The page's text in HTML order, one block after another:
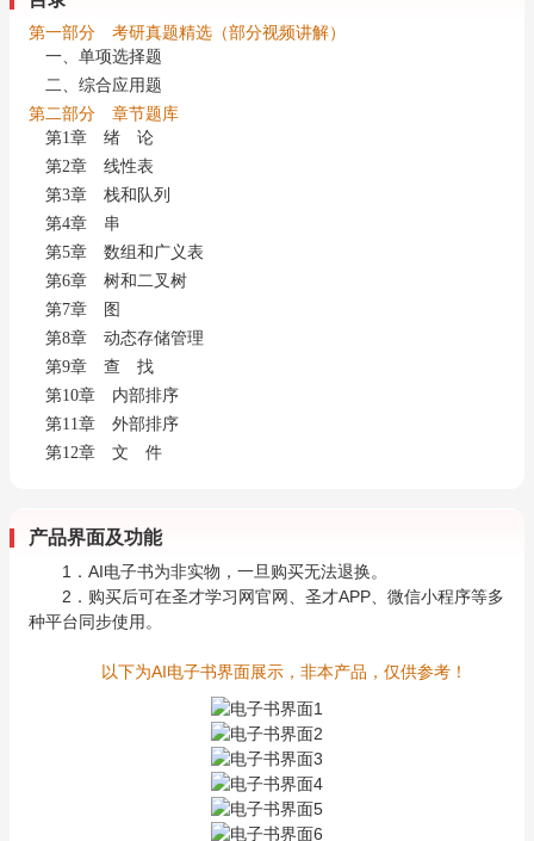
第一部分 考研真题精选（部分视频讲解）
一、单项选择题
二、综合应用题
第二部分 章节题库
第1章 绪 论
第2章 线性表
第3章 栈和队列
第4章 串
第5章 数组和广义表
第6章 树和二叉树
第7章 图
第8章 动态存储管理
第9章 查 找
第10章 内部排序
第11章 外部排序
第12章 文 件
产品界面及功能
1．AI电子书为非实物，一旦购买无法退换。
2．购买后可在圣才学习网官网、圣才APP、微信小程序等多
种平台同步使用。
以下为AI电子书界面展示，非本产品，仅供参考！